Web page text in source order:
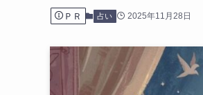
ＰＲ 占い 2025年11月28日